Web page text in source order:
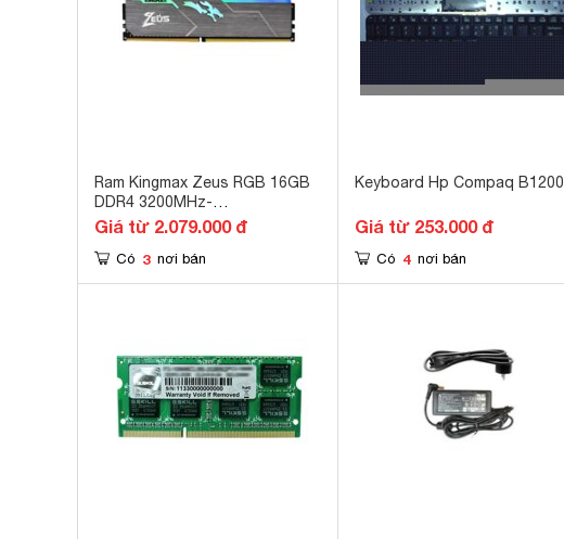
Ram Kingmax Zeus RGB 16GB
DDR4 3200MHz-
KMAXD4RGB16GB3200
Giá từ 2.079.000 đ
Có 3 nơi bán
Keyboard Hp Compaq B1200
Giá từ 253.000 đ
Có 4 nơi bán